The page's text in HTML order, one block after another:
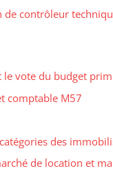
contrôleur
le vote du budget
comptable M57
des
de location et